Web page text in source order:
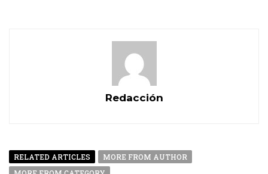
Redacción
RELATED ARTICLES
MORE FROM AUTHOR